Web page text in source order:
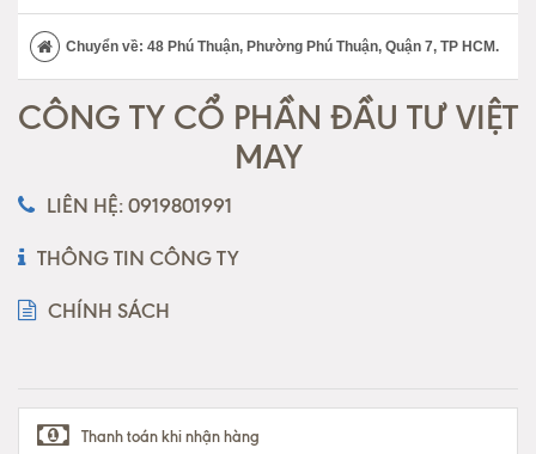
Chuyển về: 48 Phú Thuận, Phường Phú Thuận, Quận 7, TP HCM.
CÔNG TY CỔ PHẦN ĐẦU TƯ VIỆT
MAY
LIÊN HỆ: 0919801991
THÔNG TIN CÔNG TY
CHÍNH SÁCH
Thanh toán khi nhận hàng